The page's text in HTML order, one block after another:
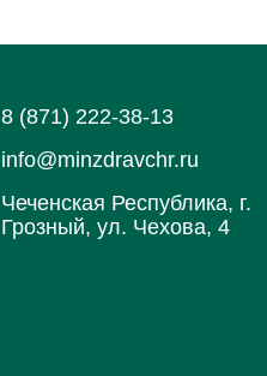
8 (871) 222-38-13
info@minzdravchr.ru
Чеченская Республика, г.
Грозный, ул. Чехова, 4